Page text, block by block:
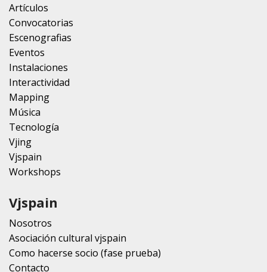
Artículos
Convocatorias
Escenografias
Eventos
Instalaciones
Interactividad
Mapping
Música
Tecnología
Vjing
Vjspain
Workshops
Vjspain
Nosotros
Asociación cultural vjspain
Como hacerse socio (fase prueba)
Contacto